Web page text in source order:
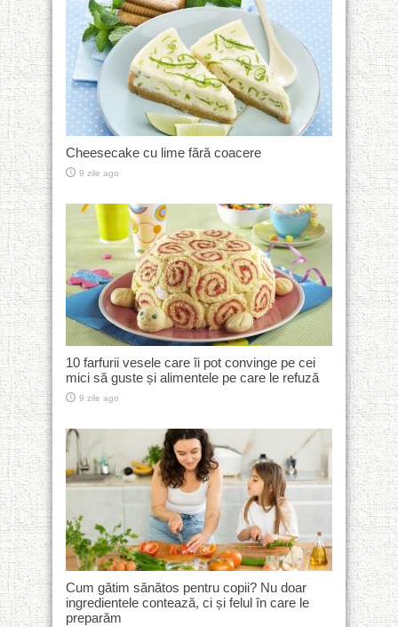
Cheesecake cu lime fără coacere
9 zile ago
10 farfurii vesele care îi pot convinge pe cei
mici să guste și alimentele pe care le refuză
9 zile ago
Cum gătim sănătos pentru copii? Nu doar
ingredientele contează, ci și felul în care le
preparăm